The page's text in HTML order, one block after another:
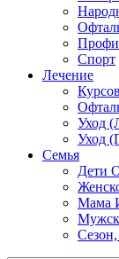
Спорт
Лечение
Уход
Уход
Семья
Дети
Мама